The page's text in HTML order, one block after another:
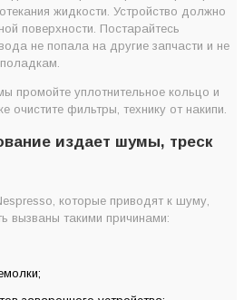
жидкости. Устройство должно
поверхности. Постарайтесь
не попала на другие запчасти и не
промойте уплотнительное кольцо и
очистите фильтры, технику от накипи.
издает шумы, треск
которые приводят к шуму,
вызваны такими причинами: